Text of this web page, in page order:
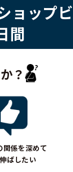
ョップ
間
？
関係を深めて
ばしたい